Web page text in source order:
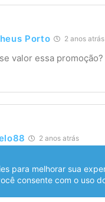
Porto 2 anos atrás
valor essa promoção?
2 anos atrás